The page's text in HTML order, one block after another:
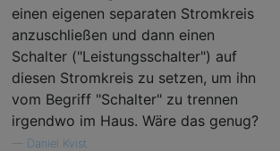
einen eigenen separaten Stromkreis
anzuschließen und dann einen
Schalter ("Leistungsschalter") auf
diesen Stromkreis zu setzen, um ihn
vom Begriff "Schalter" zu trennen
irgendwo im Haus. Wäre das genug?
Daniel Kvist